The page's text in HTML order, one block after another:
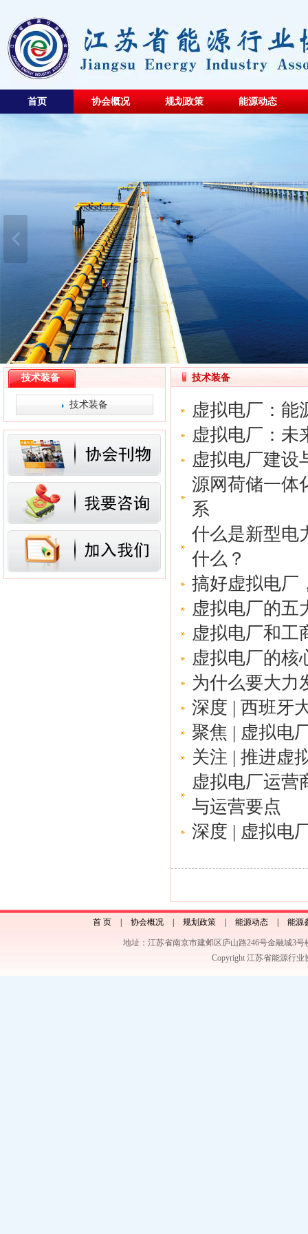
首页 协会概况 规划政策 能源动态
技术装备
技术装备
技术装备
虚拟电厂：能
虚拟电厂：未
虚拟电厂建设
源网荷储一体
系
什么是新型电
什么？
搞好虚拟电厂
虚拟电厂的五
虚拟电厂和工
虚拟电厂的核
为什么要大力
深度 | 西班牙
聚焦 | 虚拟电
关注 | 推进虚
虚拟电厂运营
与运营要点
深度 | 虚拟电
首 页 协会概况 规划政策 能源动态 能源
地址：江苏省南京市建邺区庐山路246号金融城3号
Copyright 江苏省能源行业